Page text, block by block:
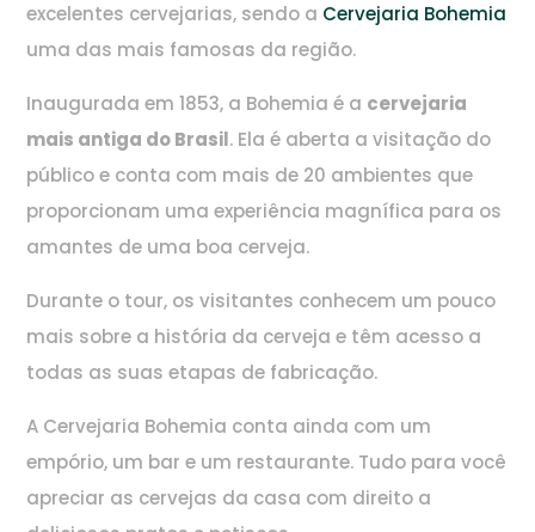
excelentes cervejarias, sendo a Cervejaria Bohemia
uma das mais famosas da região.
Inaugurada em 1853, a Bohemia é a cervejaria
mais antiga do Brasil. Ela é aberta a visitação do
público e conta com mais de 20 ambientes que
proporcionam uma experiência magnífica para os
amantes de uma boa cerveja.
Durante o tour, os visitantes conhecem um pouco
mais sobre a história da cerveja e têm acesso a
todas as suas etapas de fabricação.
A Cervejaria Bohemia conta ainda com um
empório, um bar e um restaurante. Tudo para você
apreciar as cervejas da casa com direito a